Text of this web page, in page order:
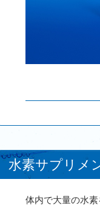
水素サプリメ
体内で大量の水素